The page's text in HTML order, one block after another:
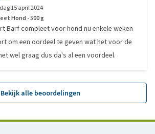
15 april 2024
Hond - 500 g
Barf compleet voor hond nu enkele weken
om een oordeel te geven wat het voor de
wel graag dus da's al een voordeel.
Bekijk alle beoordelingen